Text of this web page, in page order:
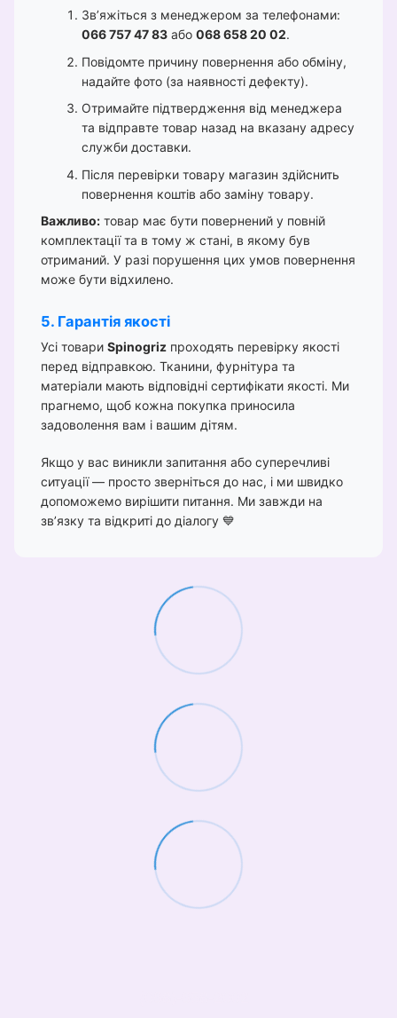
Зв’яжіться з менеджером за телефонами:
066 757 47 83 або 068 658 20 02.
Повідомте причину повернення або обміну,
надайте фото (за наявності дефекту).
Отримайте підтвердження від менеджера
та відправте товар назад на вказану адресу
служби доставки.
Після перевірки товару магазин здійснить
повернення коштів або заміну товару.
Важливо: товар має бути повернений у повній
комплектації та в тому ж стані, в якому був
отриманий. У разі порушення цих умов повернення
може бути відхилено.
5. Гарантія якості
Усі товари Spinogriz проходять перевірку якості
перед відправкою. Тканини, фурнітура та
матеріали мають відповідні сертифікати якості. Ми
прагнемо, щоб кожна покупка приносила
задоволення вам і вашим дітям.
Якщо у вас виникли запитання або суперечливі
ситуації — просто зверніться до нас, і ми швидко
допоможемо вирішити питання. Ми завжди на
зв’язку та відкриті до діалогу 💙